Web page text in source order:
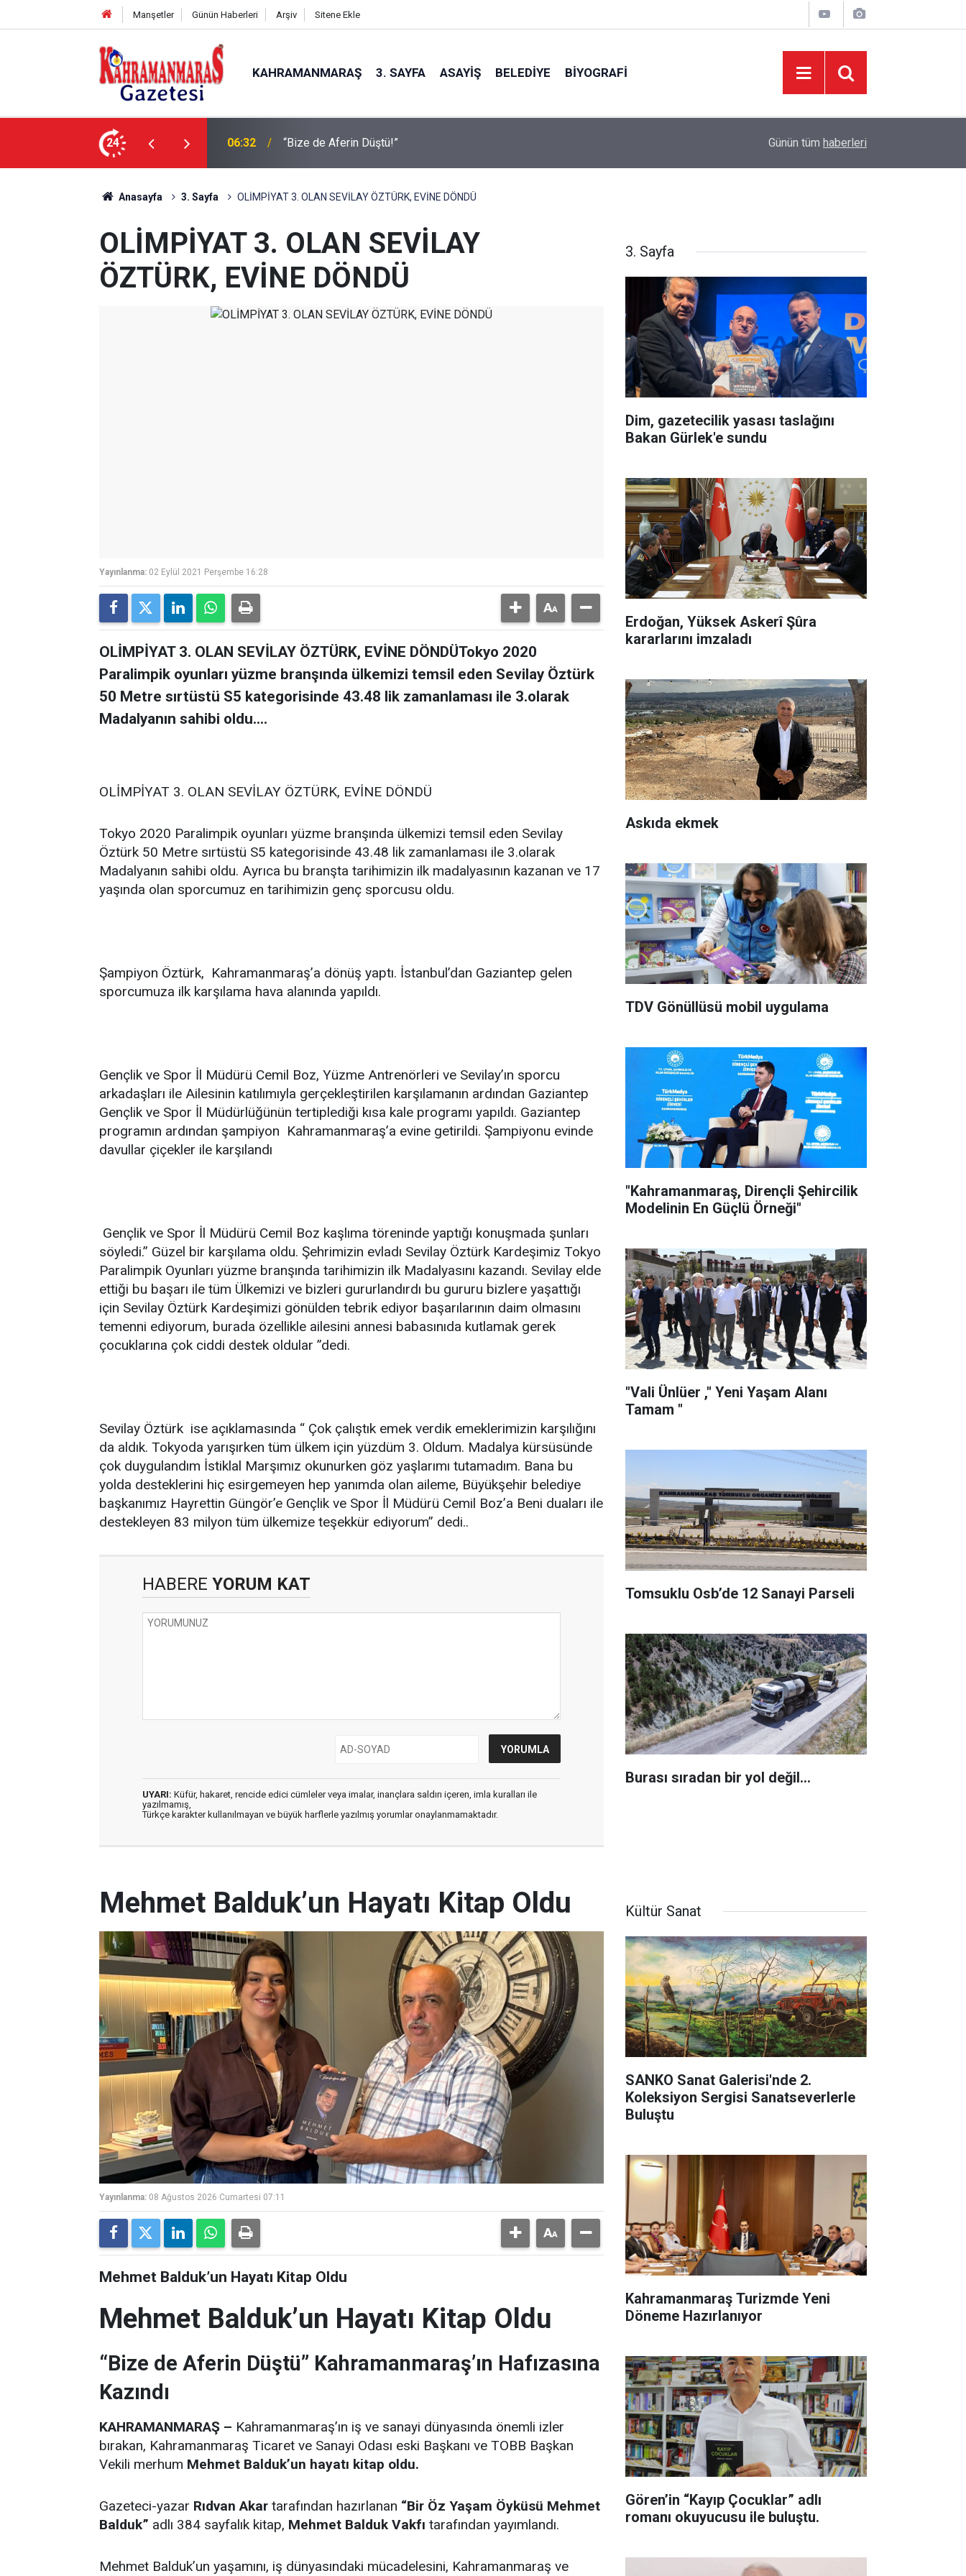
Manşetler Günün Haberleri Arşiv Sitene Ekle
KAHRAMANMARAŞ 3. SAYFA ASAYIŞ BELEDIYE BIYOGRAFI
24 06:09 Geleneksel Ağustos Fuarı’nda Eğlence ve Nostalji Bir Aradaydı İklim Dirençli Tarım İçin Güç Birliği
Günün tüm haberleri
Anasayfa 3. Sayfa OLİMPİYAT 3. OLAN SEVİLAY ÖZTÜRK, EVİNE DÖNDÜ
OLİMPİYAT 3. OLAN SEVİLAY
ÖZTÜRK, EVİNE DÖNDÜ
Yayınlanma: 02 Eylül 2021 Perşembe 16:28
OLİMPİYAT 3. OLAN SEVİLAY ÖZTÜRK, EVİNE DÖNDÜTokyo 2020
Paralimpik oyunları yüzme branşında ülkemizi temsil eden Sevilay Öztürk
50 Metre sırtüstü S5 kategorisinde 43.48 lik zamanlaması ile 3.olarak
Madalyanın sahibi oldu....
OLİMPİYAT 3. OLAN SEVİLAY ÖZTÜRK, EVİNE DÖNDÜ
Tokyo 2020 Paralimpik oyunları yüzme branşında ülkemizi temsil eden Sevilay
Öztürk 50 Metre sırtüstü S5 kategorisinde 43.48 lik zamanlaması ile 3.olarak
Madalyanın sahibi oldu. Ayrıca bu branşta tarihimizin ilk madalyasının kazanan ve 17
yaşında olan sporcumuz en tarihimizin genç sporcusu oldu.
Şampiyon Öztürk, Kahramanmaraş’a dönüş yaptı. İstanbul’dan Gaziantep gelen
sporcumuza ilk karşılama hava alanında yapıldı.
Gençlik ve Spor İl Müdürü Cemil Boz, Yüzme Antrenörleri ve Sevilay’ın sporcu
arkadaşları ile Ailesinin katılımıyla gerçekleştirilen karşılamanın ardından Gaziantep
Gençlik ve Spor İl Müdürlüğünün tertiplediği kısa kale programı yapıldı. Gaziantep
programın ardından şampiyon Kahramanmaraş’a evine getirildi. Şampiyonu evinde
davullar çiçekler ile karşılandı
Gençlik ve Spor İl Müdürü Cemil Boz kaşlıma töreninde yaptığı konuşmada şunları
söyledi.” Güzel bir karşılama oldu. Şehrimizin evladı Sevilay Öztürk Kardeşimiz Tokyo
Paralimpik Oyunları yüzme branşında tarihimizin ilk Madalyasını kazandı. Sevilay elde
ettiği bu başarı ile tüm Ülkemizi ve bizleri gururlandırdı bu gururu bizlere yaşattığı
için Sevilay Öztürk Kardeşimizi gönülden tebrik ediyor başarılarının daim olmasını
temenni ediyorum, burada özellikle ailesini annesi babasınıda kutlamak gerek
çocuklarına çok ciddi destek oldular ”dedi.
Sevilay Öztürk ise açıklamasında “ Çok çalıştık emek verdik emeklerimizin karşılığını
da aldık. Tokyoda yarışırken tüm ülkem için yüzdüm 3. Oldum. Madalya kürsüsünde
çok duygulandım İstiklal Marşımız okunurken göz yaşlarımı tutamadım. Bana bu
yolda desteklerini hiç esirgemeyen hep yanımda olan aileme, Büyükşehir belediye
başkanımız Hayrettin Güngör’e Gençlik ve Spor İl Müdürü Cemil Boz’a Beni duaları ile
destekleyen 83 milyon tüm ülkemize teşekkür ediyorum” dedi..
HABERE YORUM KAT
UYARI: Küfür, hakaret, rencide edici cümleler veya imalar, inançlara saldırı içeren, imla kuralları ile
yazılmamış,
Türkçe karakter kullanılmayan ve büyük harflerle yazılmış yorumlar onaylanmamaktadır.
3. Sayfa
Dim, gazetecilik yasası taslağını
Bakan Gürlek'e sundu
Erdoğan, Yüksek Askerî Şûra
kararlarını imzaladı
Askıda ekmek
TDV Gönüllüsü mobil uygulama
"Kahramanmaraş, Dirençli Şehircilik
Modelinin En Güçlü Örneği"
"Vali Ünlüer ," Yeni Yaşam Alanı
Tamam "
Tomsuklu Osb’de 12 Sanayi Parseli
Burası sıradan bir yol değil…
Mehmet Balduk’un Hayatı Kitap Oldu
Yayınlanma: 08 Ağustos 2026 Cumartesi 07:11
Mehmet Balduk’un Hayatı Kitap Oldu
Mehmet Balduk’un Hayatı Kitap Oldu
“Bize de Aferin Düştü” Kahramanmaraş’ın Hafızasına
Kazındı
KAHRAMANMARAŞ – Kahramanmaraş’ın iş ve sanayi dünyasında önemli izler
bırakan, Kahramanmaraş Ticaret ve Sanayi Odası eski Başkanı ve TOBB Başkan
Vekili merhum Mehmet Balduk’un hayatı kitap oldu.
Gazeteci-yazar Rıdvan Akar tarafından hazırlanan “Bir Öz Yaşam Öyküsü Mehmet
Balduk” adlı 384 sayfalık kitap, Mehmet Balduk Vakfı tarafından yayımlandı.
Mehmet Balduk’un yaşamını, iş dünyasındaki mücadelesini, Kahramanmaraş ve
Kültür Sanat
SANKO Sanat Galerisi'nde 2.
Koleksiyon Sergisi Sanatseverlerle
Buluştu
Kahramanmaraş Turizmde Yeni
Döneme Hazırlanıyor
Gören’in “Kayıp Çocuklar” adlı
romanı okuyucusu ile buluştu.